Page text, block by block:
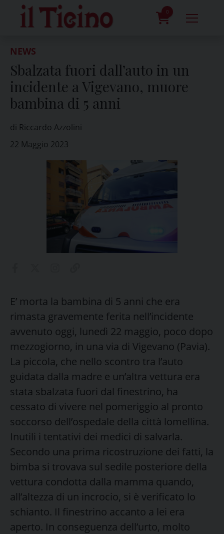
content
0
NEWS
Sbalzata fuori dall’auto in un
incidente a Vigevano, muore
bambina di 5 anni
di Riccardo Azzolini
22 Maggio 2023
E’ morta la bambina di 5 anni che era
rimasta gravemente ferita nell’incidente
avvenuto oggi, lunedì 22 maggio, poco dopo
mezzogiorno, in una via di Vigevano (Pavia).
La piccola, che nello scontro tra l’auto
guidata dalla madre e un’altra vettura era
stata sbalzata fuori dal finestrino, ha
cessato di vivere nel pomeriggio al pronto
soccorso dell’ospedale della città lomellina.
Inutili i tentativi dei medici di salvarla.
Secondo una prima ricostruzione dei fatti, la
bimba si trovava sul sedile posteriore della
vettura condotta dalla mamma quando,
all’altezza di un incrocio, si è verificato lo
schianto. Il finestrino accanto a lei era
aperto. In conseguenza dell’urto, molto